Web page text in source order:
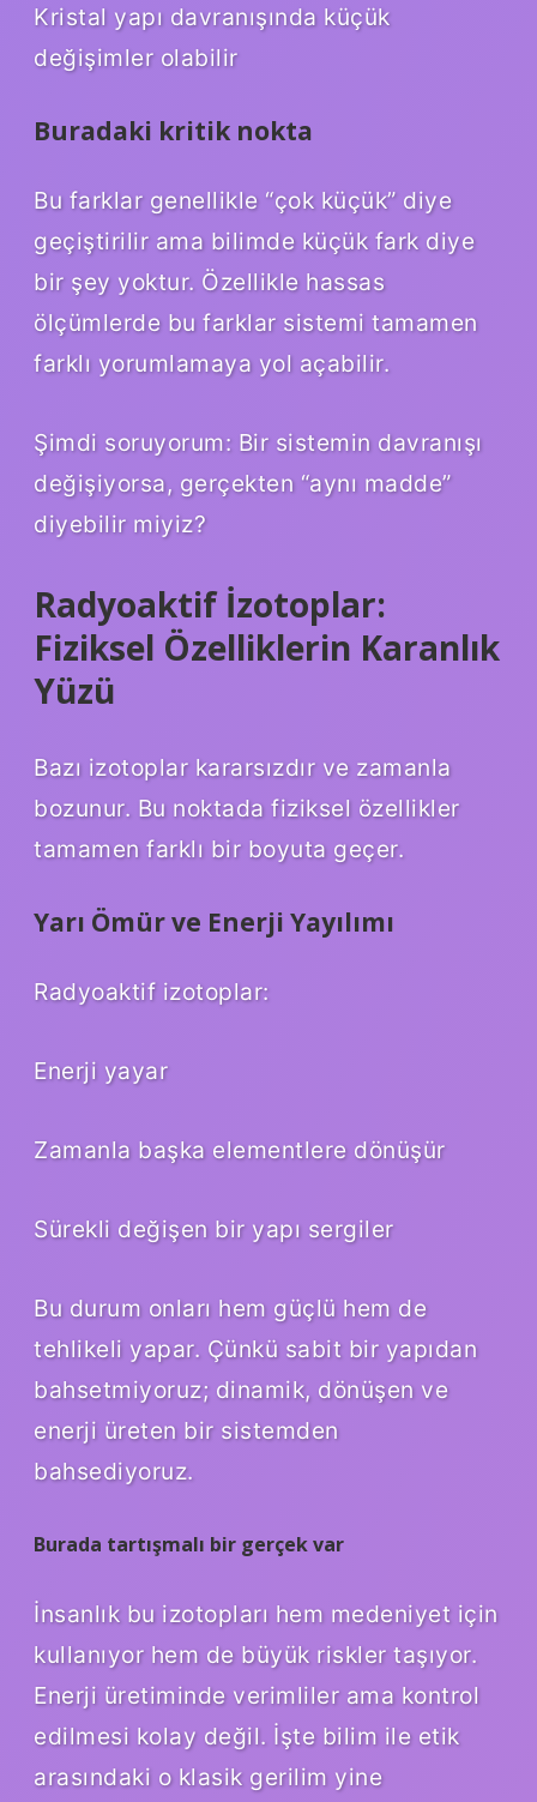
Kristal yapı davranışında küçük
değişimler olabilir
Buradaki kritik nokta
Bu farklar genellikle “çok küçük” diye
geçiştirilir ama bilimde küçük fark diye
bir şey yoktur. Özellikle hassas
ölçümlerde bu farklar sistemi tamamen
farklı yorumlamaya yol açabilir.
Şimdi soruyorum: Bir sistemin davranışı
değişiyorsa, gerçekten “aynı madde”
diyebilir miyiz?
Radyoaktif İzotoplar:
Fiziksel Özelliklerin Karanlık
Yüzü
Bazı izotoplar kararsızdır ve zamanla
bozunur. Bu noktada fiziksel özellikler
tamamen farklı bir boyuta geçer.
Yarı Ömür ve Enerji Yayılımı
Radyoaktif izotoplar:
Enerji yayar
Zamanla başka elementlere dönüşür
Sürekli değişen bir yapı sergiler
Bu durum onları hem güçlü hem de
tehlikeli yapar. Çünkü sabit bir yapıdan
bahsetmiyoruz; dinamik, dönüşen ve
enerji üreten bir sistemden
bahsediyoruz.
Burada tartışmalı bir gerçek var
İnsanlık bu izotopları hem medeniyet için
kullanıyor hem de büyük riskler taşıyor.
Enerji üretiminde verimliler ama kontrol
edilmesi kolay değil. İşte bilim ile etik
arasındaki o klasik gerilim yine